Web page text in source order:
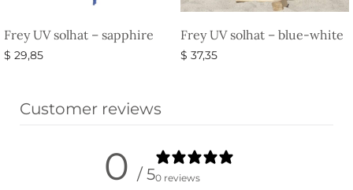
Frey UV solhat – sapphire
$ 29,85
Frey UV solhat – blue-white
$ 37,35
Customer reviews
0 / 50 reviews